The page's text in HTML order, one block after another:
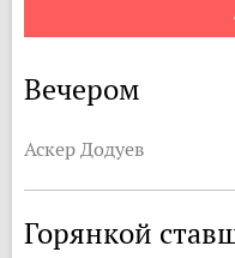
Вечером
Аскер Додуев
Горянкой